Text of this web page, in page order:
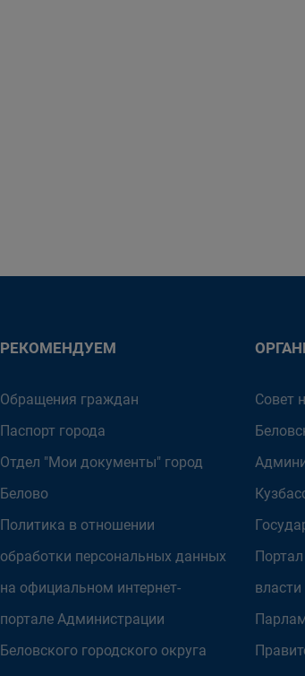
РЕКОМЕНДУЕМ
Обращения граждан
Паспорт города
Отдел "Мои документы" город
Белово
Политика в отношении
обработки персональных данных
на официальном интернет-
портале Администрации
Беловского городского округа
Совет